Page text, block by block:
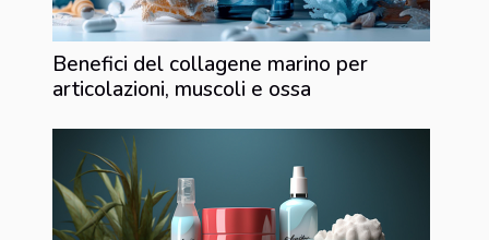
Benefici del collagene marino per
articolazioni, muscoli e ossa